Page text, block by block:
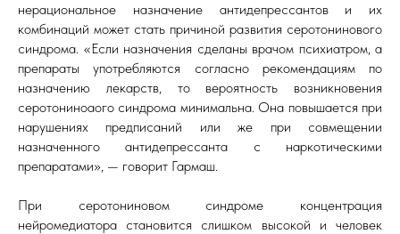
нерациональное назначение антидепрессантов и их
комбинаций может стать причиной развития серотонинового
синдрома. «Если назначения сделаны врачом психиатром, а
препараты употребляются согласно рекомендациям по
назначению лекарств, то вероятность возникновения
серотониноаого синдрома минимальна. Она повышается при
нарушениях предписаний или же при совмещении
назначенного антидепрессанта с наркотическими
препаратами», — говорит Гармаш.
При серотониновом синдроме концентрация
нейромедиатора становится слишком высокой и человек